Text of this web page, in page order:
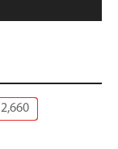
2,660